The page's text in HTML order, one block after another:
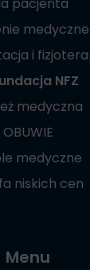
medyczne
i
NFZ
medyczna
OBUWIE
medyczne
niskich cen
Menu